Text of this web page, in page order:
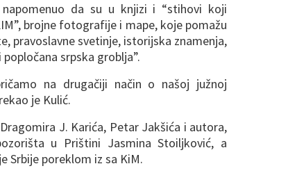
da su u knjizi i “stihovi koji
brojne fotografije i mape, koje pomažu
pravoslavne svetinje, istorijska znamenja,
srpska groblja”.
na drugačiji način o našoj južnoj
je Kulić.
J. Karića, Petar Jakšića i autora,
u Prištini Jasmina Stoiljković, a
Srbije poreklom iz sa KiM.